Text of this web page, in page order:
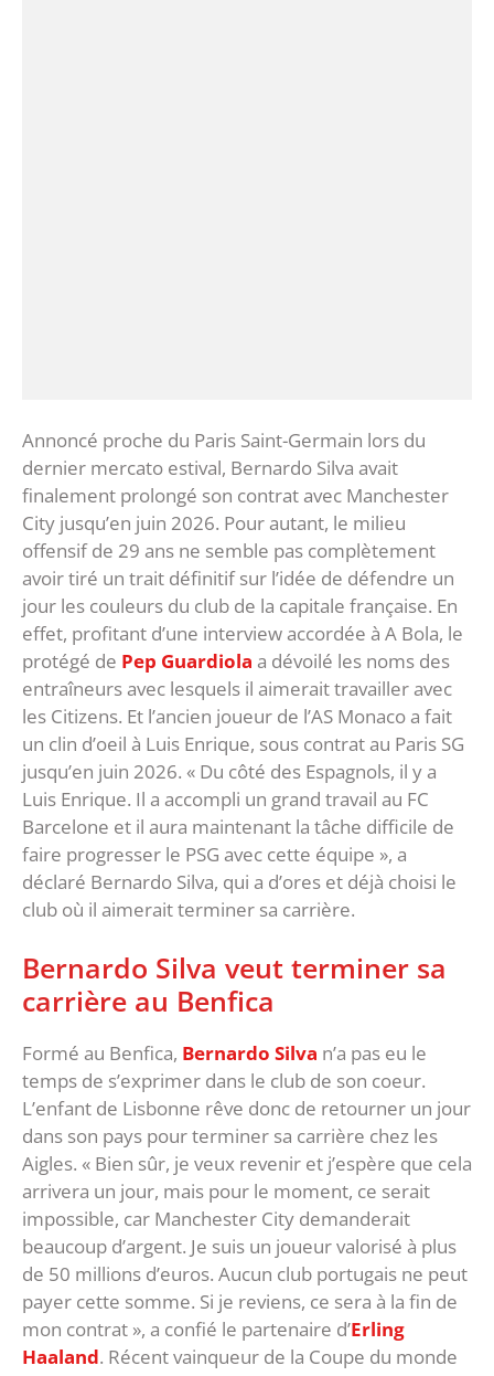
Annoncé proche du Paris Saint-Germain lors du
dernier mercato estival, Bernardo Silva avait
finalement prolongé son contrat avec Manchester
City jusqu’en juin 2026. Pour autant, le milieu
offensif de 29 ans ne semble pas complètement
avoir tiré un trait définitif sur l’idée de défendre un
jour les couleurs du club de la capitale française. En
effet, profitant d’une interview accordée à A Bola, le
protégé de Pep Guardiola a dévoilé les noms des
entraîneurs avec lesquels il aimerait travailler avec
les Citizens. Et l’ancien joueur de l’AS Monaco a fait
un clin d’oeil à Luis Enrique, sous contrat au Paris SG
jusqu’en juin 2026. « Du côté des Espagnols, il y a
Luis Enrique. Il a accompli un grand travail au FC
Barcelone et il aura maintenant la tâche difficile de
faire progresser le PSG avec cette équipe », a
déclaré Bernardo Silva, qui a d’ores et déjà choisi le
club où il aimerait terminer sa carrière.
Bernardo Silva veut terminer sa
carrière au Benfica
Formé au Benfica, Bernardo Silva n’a pas eu le
temps de s’exprimer dans le club de son coeur.
L’enfant de Lisbonne rêve donc de retourner un jour
dans son pays pour terminer sa carrière chez les
Aigles. « Bien sûr, je veux revenir et j’espère que cela
arrivera un jour, mais pour le moment, ce serait
impossible, car Manchester City demanderait
beaucoup d’argent. Je suis un joueur valorisé à plus
de 50 millions d’euros. Aucun club portugais ne peut
payer cette somme. Si je reviens, ce sera à la fin de
mon contrat », a confié le partenaire d’Erling
Haaland. Récent vainqueur de la Coupe du monde